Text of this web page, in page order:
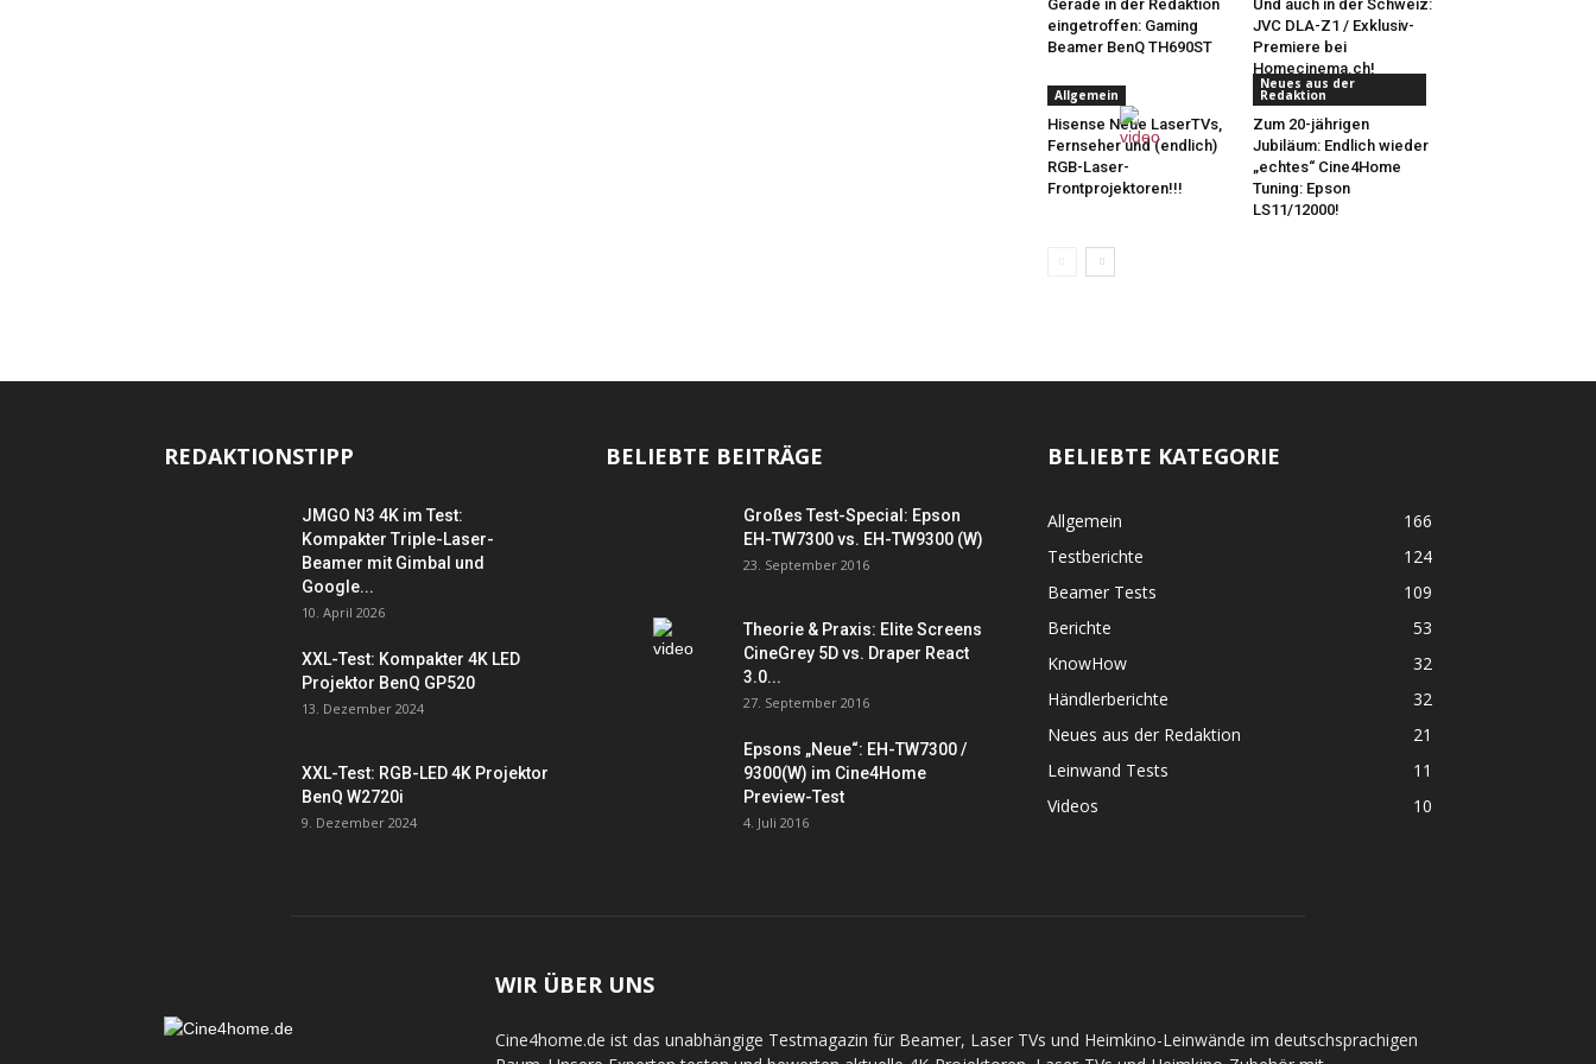
Gerade in der Redaktion
eingetroffen: Gaming
Beamer BenQ TH690ST
Und auch in der Schweiz:
JVC DLA-Z1 / Exklusiv-
Premiere bei
Homecinema.ch!
Allgemein
Hisense Neue LaserTVs,
Fernseher und (endlich)
RGB-Laser-
Frontprojektoren!!!
Neues aus der
Redaktion
Zum 20-jährigen
Jubiläum: Endlich wieder
„echtes“ Cine4Home
Tuning: Epson
LS11/12000!
REDAKTIONSTIPP
JMGO N3 4K im Test:
Kompakter Triple-Laser-
Beamer mit Gimbal und
Google...
10. April 2026
XXL-Test: Kompakter 4K LED
Projektor BenQ GP520
13. Dezember 2024
XXL-Test: RGB-LED 4K Projektor
BenQ W2720i
9. Dezember 2024
BELIEBTE BEITRÄGE
Großes Test-Special: Epson
EH-TW7300 vs. EH-TW9300 (W)
23. September 2016
Theorie & Praxis: Elite Screens
CineGrey 5D vs. Draper React
3.0...
27. September 2016
Epsons „Neue“: EH-TW7300 /
9300(W) im Cine4Home
Preview-Test
4. Juli 2016
BELIEBTE KATEGORIE
Allgemein
166
Testberichte
124
Beamer Tests
109
Berichte
53
KnowHow
32
Händlerberichte
32
Neues aus der Redaktion
21
Leinwand Tests
11
Videos
10
WIR ÜBER UNS
Cine4home.de ist das unabhängige Testmagazin für Beamer, Laser TVs und Heimkino-Leinwände im deutschsprachigen